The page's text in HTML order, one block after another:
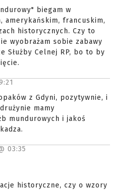
biegam w
amerykańskim, francuskim,
historycznych. Czy to
wyobrażam sobie zabawy
Służby Celnej RP, bo to by
z Gdyni, pozytywnie, i
mamy
mundurowych i jakoś
03:35
historyczne, czy o wzory